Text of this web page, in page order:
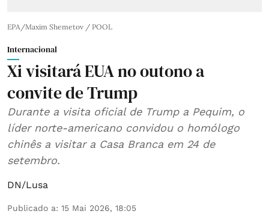
EPA/Maxim Shemetov / POOL
Internacional
Xi visitará EUA no outono a
convite de Trump
Durante a visita oficial de Trump a Pequim, o
líder norte-americano convidou o homólogo
chinês a visitar a Casa Branca em 24 de
setembro.
DN/Lusa
Publicado a: 15 Mai 2026, 18:05